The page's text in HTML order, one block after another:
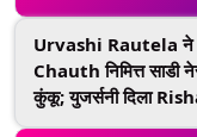
(Watch Video)
Urvashi Rautela
Chauth निमित्त साडी
कुंकू; युजर्सनी दिला
नाद सोडण्याचा सल्ला